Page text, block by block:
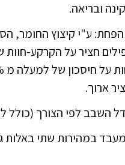
ובריאה.
ע"י קיצוץ החומר,
חציר על הקרקע-חוות
ארוך.
השבב לפי הצורך (כולל
במהירות שתי באלות